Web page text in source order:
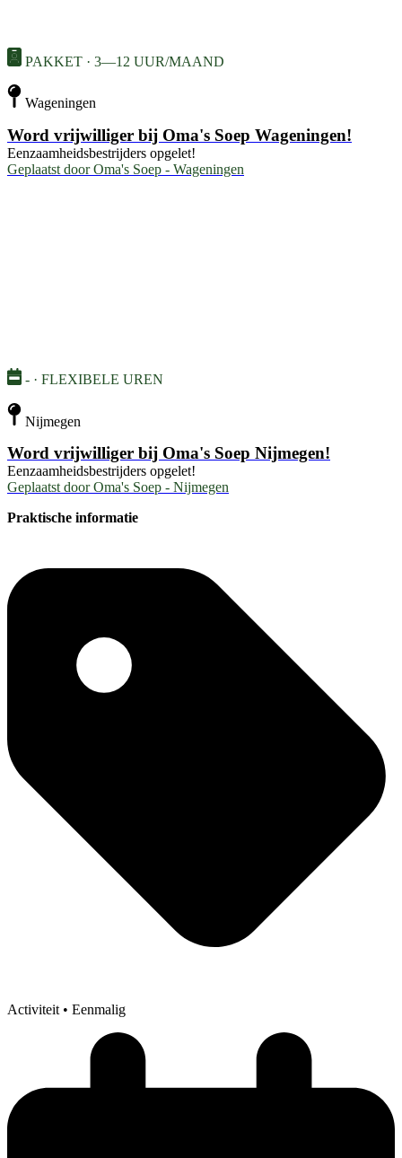
PAKKET · 3—12 UUR/MAAND
Wageningen
Word vrijwilliger bij Oma's Soep Wageningen!
Eenzaamheidsbestrijders opgelet!
Geplaatst door Oma's Soep - Wageningen
- · FLEXIBELE UREN
Nijmegen
Word vrijwilliger bij Oma's Soep Nijmegen!
Eenzaamheidsbestrijders opgelet!
Geplaatst door Oma's Soep - Nijmegen
Praktische informatie
Activiteit • Eenmalig